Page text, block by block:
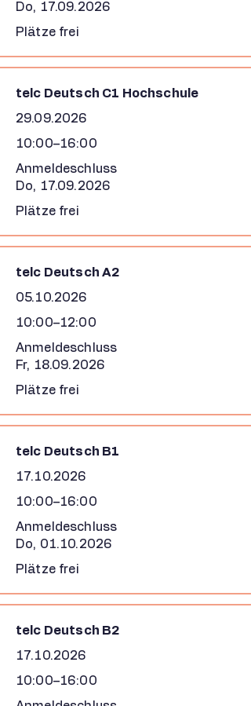
Do, 17.09.2026
Plätze frei
telc Deutsch C1 Hochschule
29.09.2026
10:00–16:00
Anmeldeschluss
Do, 17.09.2026
Plätze frei
telc Deutsch A2
05.10.2026
10:00–12:00
Anmeldeschluss
Fr, 18.09.2026
Plätze frei
telc Deutsch B1
17.10.2026
10:00–16:00
Anmeldeschluss
Do, 01.10.2026
Plätze frei
telc Deutsch B2
17.10.2026
10:00–16:00